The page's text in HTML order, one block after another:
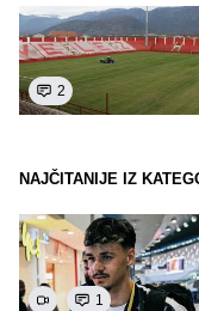
2
NAJČITANIJE IZ
1